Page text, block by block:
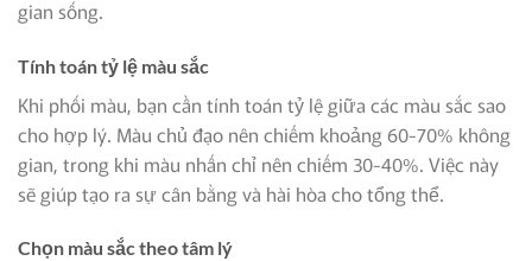
gian sống.
Tính toán tỷ lệ màu sắc
Khi phối màu, bạn cần tính toán tỷ lệ giữa các màu sắc sao
cho hợp lý. Màu chủ đạo nên chiếm khoảng 60-70% không
gian, trong khi màu nhấn chỉ nên chiếm 30-40%. Việc này
sẽ giúp tạo ra sự cân bằng và hài hòa cho tổng thể.
Chọn màu sắc theo tâm lý